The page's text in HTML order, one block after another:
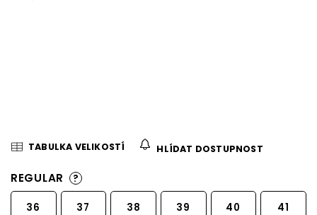
TABULKA VELIKOSTÍ HLÍDAT DOSTUPNOST
REGULAR ?
36 37 38 39 40 41